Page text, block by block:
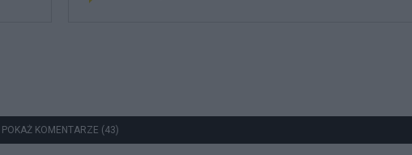
POKAŻ KOMENTARZE (43)